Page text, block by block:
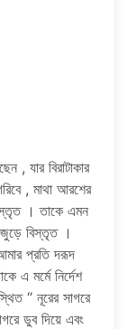
, যার বিরাটাকার
, মাথা আরশের
। তাকে এমন
জুড়ে বিস্তৃত ।
প্রতি দরূদ
এ মর্মে নির্দেশ
“ নূরের সাগরে
ডুব দিয়ে এবং